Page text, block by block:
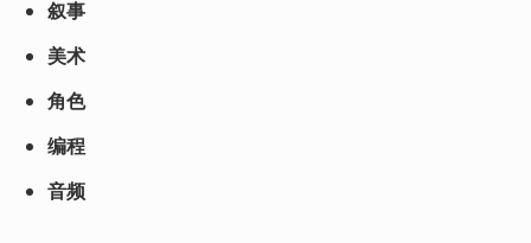
叙事
美术
角色
编程
音频